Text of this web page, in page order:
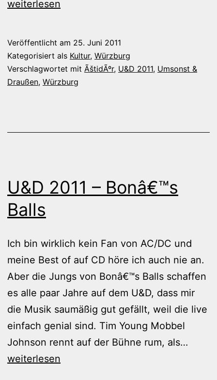
U&D
ÃštidÃºr
weiterlesen
Veröffentlicht am 25. Juni 2011
Kategorisiert als Kultur, Würzburg
Verschlagwortet mit ÃštidÃºr, U&D 2011, Umsonst &
Draußen, Würzburg
U&D 2011 – Bonâ€™s
Balls
Ich bin wirklich kein Fan von AC/DC und
meine Best of auf CD höre ich auch nie an.
Aber die Jungs von Bonâ€™s Balls schaffen
es alle paar Jahre auf dem U&D, dass mir
die Musik saumäßig gut gefällt, weil die live
einfach genial sind. Tim Young Mobbel
Johnson rennt auf der Bühne rum, als…
weiterlesen